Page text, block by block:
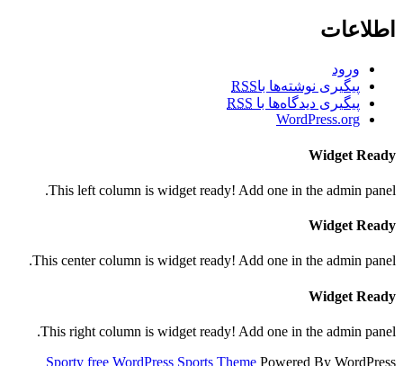
اطلاعات
ورود
پیگیری نوشته‌ها باRSS
پیگیری دیدگاه‌ها با RSS
WordPress.org
Widget Ready
This left column is widget ready! Add one in the admin panel.
Widget Ready
This center column is widget ready! Add one in the admin panel.
Widget Ready
This right column is widget ready! Add one in the admin panel.
Sporty free WordPress Sports Theme Powered By WordPress